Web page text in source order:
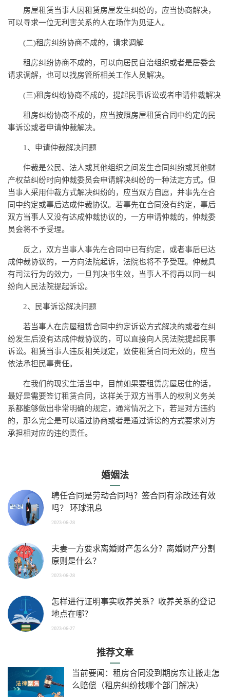
房屋租赁当事人因租赁房屋发生纠纷的，应当协商解决，
可以寻求一位无利害关系的人在场作为见证人。
(二)租房纠纷协商不成的，请求调解
租房纠纷协商不成的，可以向居民自治组织或者是居委会
请求调解，也可以找房管所相关工作人员解决。
(三)租房纠纷协商不成的，提起民事诉讼或者申请仲裁解决
租房纠纷协商不成的，应当按照房屋租赁合同中约定的民
事诉讼或者申请仲裁解决。
1、申请仲裁解决问题
仲裁是公民、法人或其他组织之间发生合同纠纷或其他财
产权益纠纷时向仲裁委员会申请解决纠纷的一种法定方式。但
当事人采用仲裁方式解决纠纷的，应当双方自愿，并事先在合
同中约定或事后达成仲裁协议。若事先在合同没有约定，事后
双方当事人又没有达成仲裁协议的，一方申请仲裁的，仲裁委
员会将不予受理。
反之，双方当事人事先在合同中已有约定，或者事后已达
成仲裁协议的，一方向法院起诉，法院也将不予受理。仲裁具
有司法行为的效力，一旦判决书生效，当事人不得再以同一纠
纷向人民法院提起诉讼。
2、民事诉讼解决问题
若当事人在房屋租赁合同中约定诉讼方式解决的或者在纠
纷发生后没有达成仲裁协议的，可以直接向人民法院提起民事
诉讼。租赁当事人违反相关规定，致使租赁合同无效的，应当
依法承担民事责任。
在我们的现实生活当中，目前如果要租赁房屋居住的话，
最好是需要签订租赁合同，这样关于双方当事人的权利义务关
系都能够做出非常明确的规定，通常情况之下，若是对方违约
的，那么完全是可以通过协商或者是通过诉讼的方式要求对方
承担相对应的违约责任。
婚姻法
聘任合同是劳动合同吗？签合同有涂改还有效
吗？ 环球讯息
2023-06-28
夫妻一方要求离婚财产怎么分？离婚财产分割
原则是什么？
2023-06-28
怎样进行证明事实收养关系？收养关系的登记
地点在哪？
2023-06-27
推荐文章
当前要闻：租房合同没到期房东让搬走怎
么赔偿（租房纠纷找哪个部门解决）